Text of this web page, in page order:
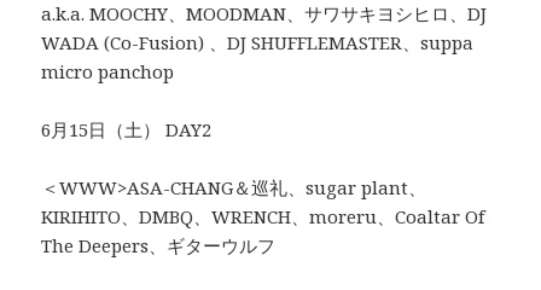
a.k.a. MOOCHY、MOODMAN、サワサキヨシヒロ、DJ
WADA (Co-Fusion) 、DJ SHUFFLEMASTER、suppa
micro panchop
6月15日（土） DAY2
＜WWW>ASA-CHANG＆巡礼、sugar plant、
KIRIHITO、DMBQ、WRENCH、moreru、Coaltar Of
The Deepers、ギターウルフ